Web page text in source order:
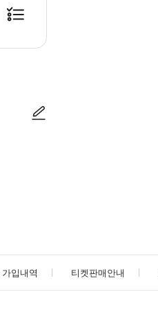
입내역 티켓판매안내